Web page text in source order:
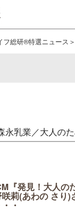
フ総研®特選ニュース
永乳業／大人の
『発見！大人の
莉(あわの さり)
・